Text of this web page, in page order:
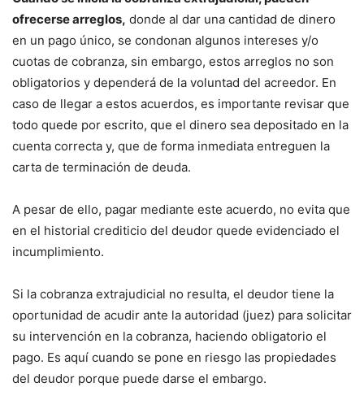
ofrecerse arreglos, donde al dar una cantidad de dinero
en un pago único, se condonan algunos intereses y/o
cuotas de cobranza, sin embargo, estos arreglos no son
obligatorios y dependerá de la voluntad del acreedor. En
caso de llegar a estos acuerdos, es importante revisar que
todo quede por escrito, que el dinero sea depositado en la
cuenta correcta y, que de forma inmediata entreguen la
carta de terminación de deuda.
A pesar de ello, pagar mediante este acuerdo, no evita que
en el historial crediticio del deudor quede evidenciado el
incumplimiento.
Si la cobranza extrajudicial no resulta, el deudor tiene la
oportunidad de acudir ante la autoridad (juez) para solicitar
su intervención en la cobranza, haciendo obligatorio el
pago. Es aquí cuando se pone en riesgo las propiedades
del deudor porque puede darse el embargo.